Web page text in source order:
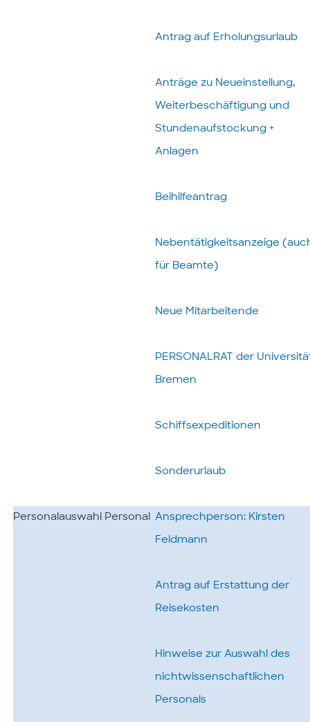
Antrag auf Erholungsurlaub
Anträge zu Neueinstellung,
Weiterbeschäftigung und
Stundenaufstockung +
Anlagen
Beihilfeantrag
Nebentätigkeitsanzeige
für Beamte)
Neue Mitarbeitende
PERSONALRAT der
Bremen
Schiffsexpeditionen
Sonderurlaub
Personalauswahl Personal Ansprechperson: Kirsten
Feldmann
Antrag auf Erstattung der
Reisekosten
Hinweise zur Auswahl des
nichtwissenschaftlichen
Personals